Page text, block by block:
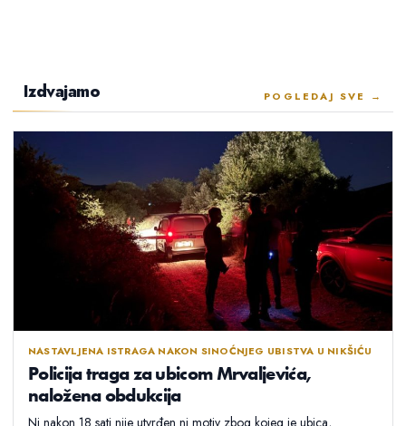
Izdvajamo POGLEDAJ SVE →
NASTAVLJENA ISTRAGA NAKON SINOĆNJEG UBISTVA U NIKŠIĆU
Policija traga za ubicom Mrvaljevića,
naložena obdukcija